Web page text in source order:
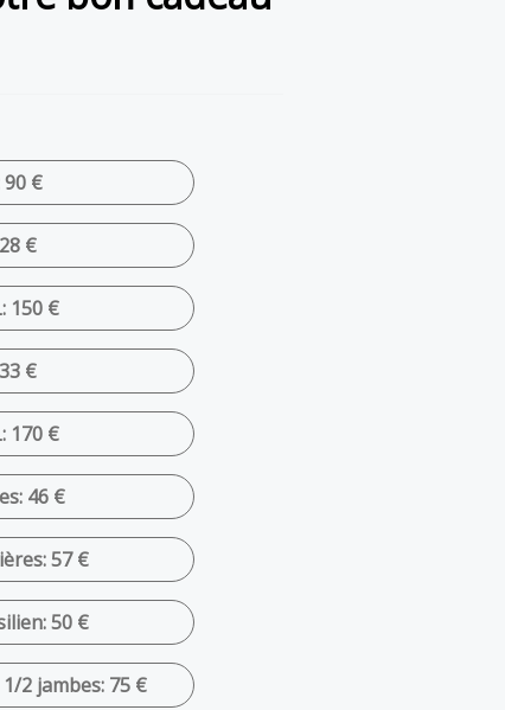
90 €
€
150 €
€
170 €
46 €
57 €
50 €
2 jambes: 75 €